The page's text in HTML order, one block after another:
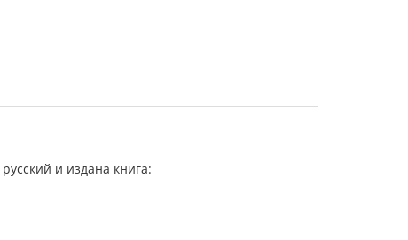
и издана книга: